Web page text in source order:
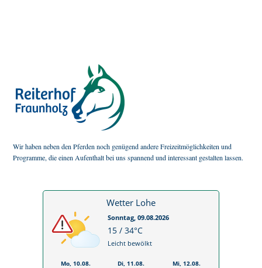
Wir haben neben den Pferden noch genügend andere Freizeitmöglichkeiten und
Programme, die einen Aufenthalt bei uns spannend und interessant gestalten lassen.
Wetter Lohe
Sonntag, 09.08.2026
15 / 34°C
Leicht bewölkt
Mo, 10.08. Di, 11.08. Mi, 12.08.